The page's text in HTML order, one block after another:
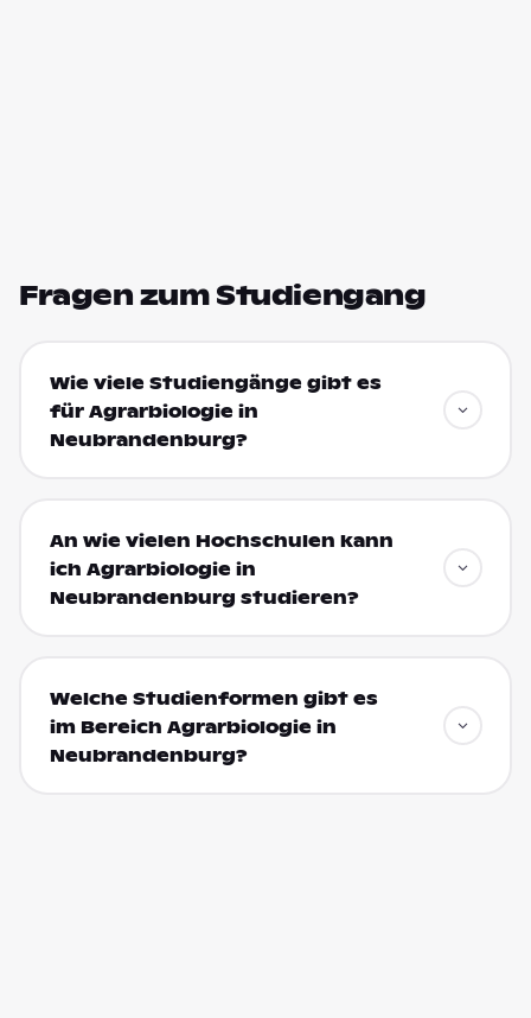
Fragen zum Studiengang
Wie viele Studiengänge gibt es
für Agrarbiologie in
Neubrandenburg?
An wie vielen Hochschulen kann
ich Agrarbiologie in
Neubrandenburg studieren?
Welche Studienformen gibt es
im Bereich Agrarbiologie in
Neubrandenburg?